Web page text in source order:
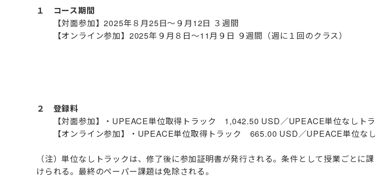
１ コース期間
【対面参加】2025年８月25日～９月12日 ３週間
【オンライン参加】2025年９月８日～11月９日 ９週間（週に１回のクラス）
２ 登録料
【対面参加】・UPEACE単位取得トラック 1,042.50 USD／UPEACE単位なし
【オンライン参加】・UPEACE単位取得トラック 665.00 USD／UPEACE単位
（注）単位なしトラックは、修了後に参加証明書が発行される。条件として授業ごと
けられる。最終のペーパー課題は免除される。